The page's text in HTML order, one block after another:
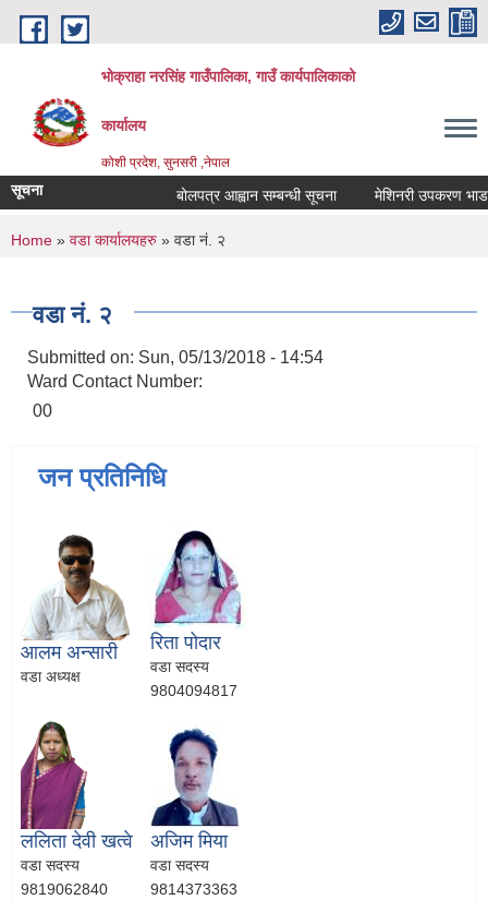
Skip to main content
भोक्राहा नरसिंह गाउँपालिका, गाउँ कार्यपालिकाको
कार्यालय
कोशी प्रदेश, सुनसरी ,नेपाल
सूचना बोलपत्र आह्वान सम्बन्धी सूचना मेशिनरी उपकरण
You are here
Home » वडा कार्यालयहरु » वडा नं. २
वडा नं. २
Submitted on: Sun, 05/13/2018 - 14:54
Ward Contact Number:
00
जन प्रतिनिधि
आलम अन्सारी
वडा अध्यक्ष
रिता पोदार
वडा सदस्य
9804094817
ललिता देवी खत्वे
वडा सदस्य
9819062840
अजिम मिया
वडा सदस्य
9814373363